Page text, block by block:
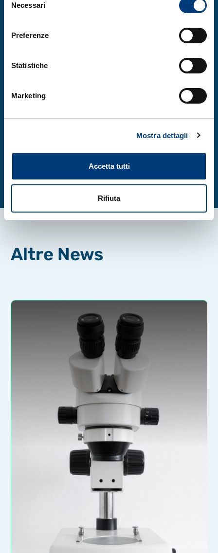
delNecessari
Preferenze
Statistiche
Marketing
Mostra dettagli
Accetta tutti
Rifiuta
FVGnell’ambito del programma
Interreg
, con il supporto
dellaRegione Autonoma Friuli Venezia
Altre News